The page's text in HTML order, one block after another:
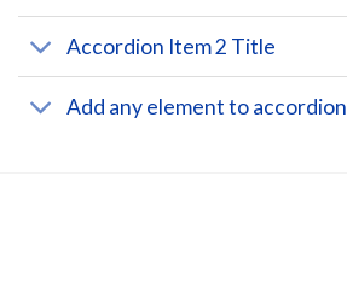
Accordion Item 2 Title
Add any element to accordion